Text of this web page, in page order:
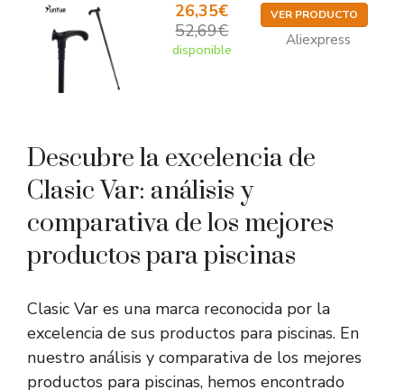
26,35€
52,69€
disponible
VER PRODUCTO
Aliexpress
Descubre la excelencia de
Clasic Var: análisis y
comparativa de los mejores
productos para piscinas
Clasic Var es una marca reconocida por la
excelencia de sus productos para piscinas. En
nuestro análisis y comparativa de los mejores
productos para piscinas, hemos encontrado